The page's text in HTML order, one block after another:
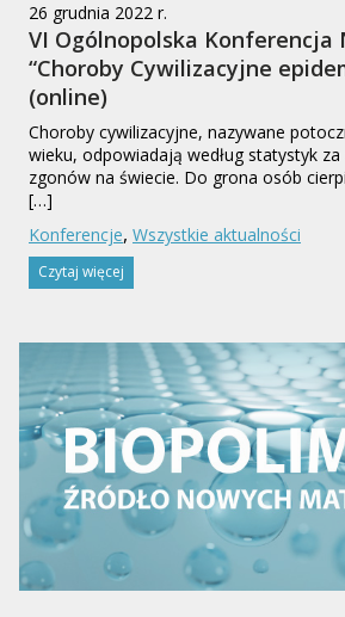
26 grudnia 2022 r.
VI Ogólnopolska Konferencja
“Choroby Cywilizacyjne
(online)
Choroby cywilizacyjne, nazywane
wieku, odpowiadają według statystyk za
zgonów na świecie. Do grona osób
[…]
Konferencje, Wszystkie aktualności
Czytaj więcej